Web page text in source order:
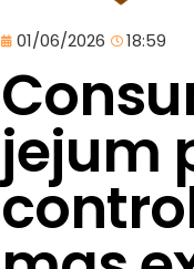
01/06/2026 18:59
jejum